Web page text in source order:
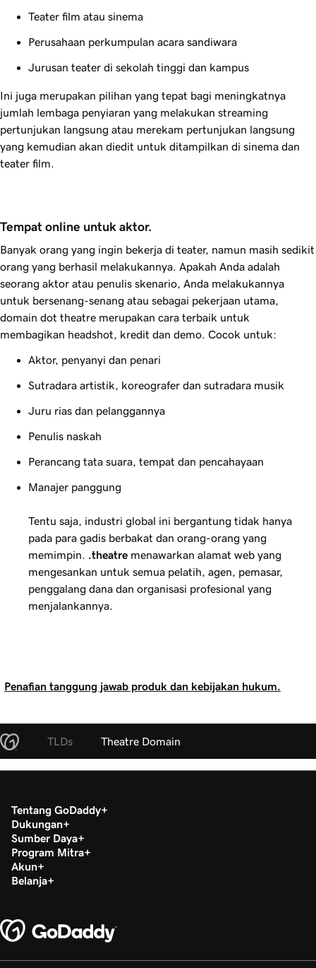
Teater film atau sinema
Perusahaan perkumpulan acara sandiwara
Jurusan teater di sekolah tinggi dan kampus
Ini juga merupakan pilihan yang tepat bagi meningkatnya
jumlah lembaga penyiaran yang melakukan streaming
pertunjukan langsung atau merekam pertunjukan langsung
yang kemudian akan diedit untuk ditampilkan di sinema dan
teater film.
Tempat online untuk aktor.
Banyak orang yang ingin bekerja di teater, namun masih sedikit
orang yang berhasil melakukannya. Apakah Anda adalah
seorang aktor atau penulis skenario, Anda melakukannya
untuk bersenang-senang atau sebagai pekerjaan utama,
domain dot theatre merupakan cara terbaik untuk
membagikan headshot, kredit dan demo. Cocok untuk:
Aktor, penyanyi dan penari
Sutradara artistik, koreografer dan sutradara musik
Juru rias dan pelanggannya
Penulis naskah
Perancang tata suara, tempat dan pencahayaan
Manajer panggung
Tentu saja, industri global ini bergantung tidak hanya
pada para gadis berbakat dan orang-orang yang
memimpin.
.theatre menawarkan alamat web yang
mengesankan untuk semua pelatih, agen, pemasar,
penggalang dana dan organisasi profesional yang
menjalankannya.
Penafian tanggung jawab produk dan kebijakan hukum.
TLDs Theatre Domain
Tentang GoDaddy
Dukungan
Sumber Daya
Program Mitra
Akun
Belanja